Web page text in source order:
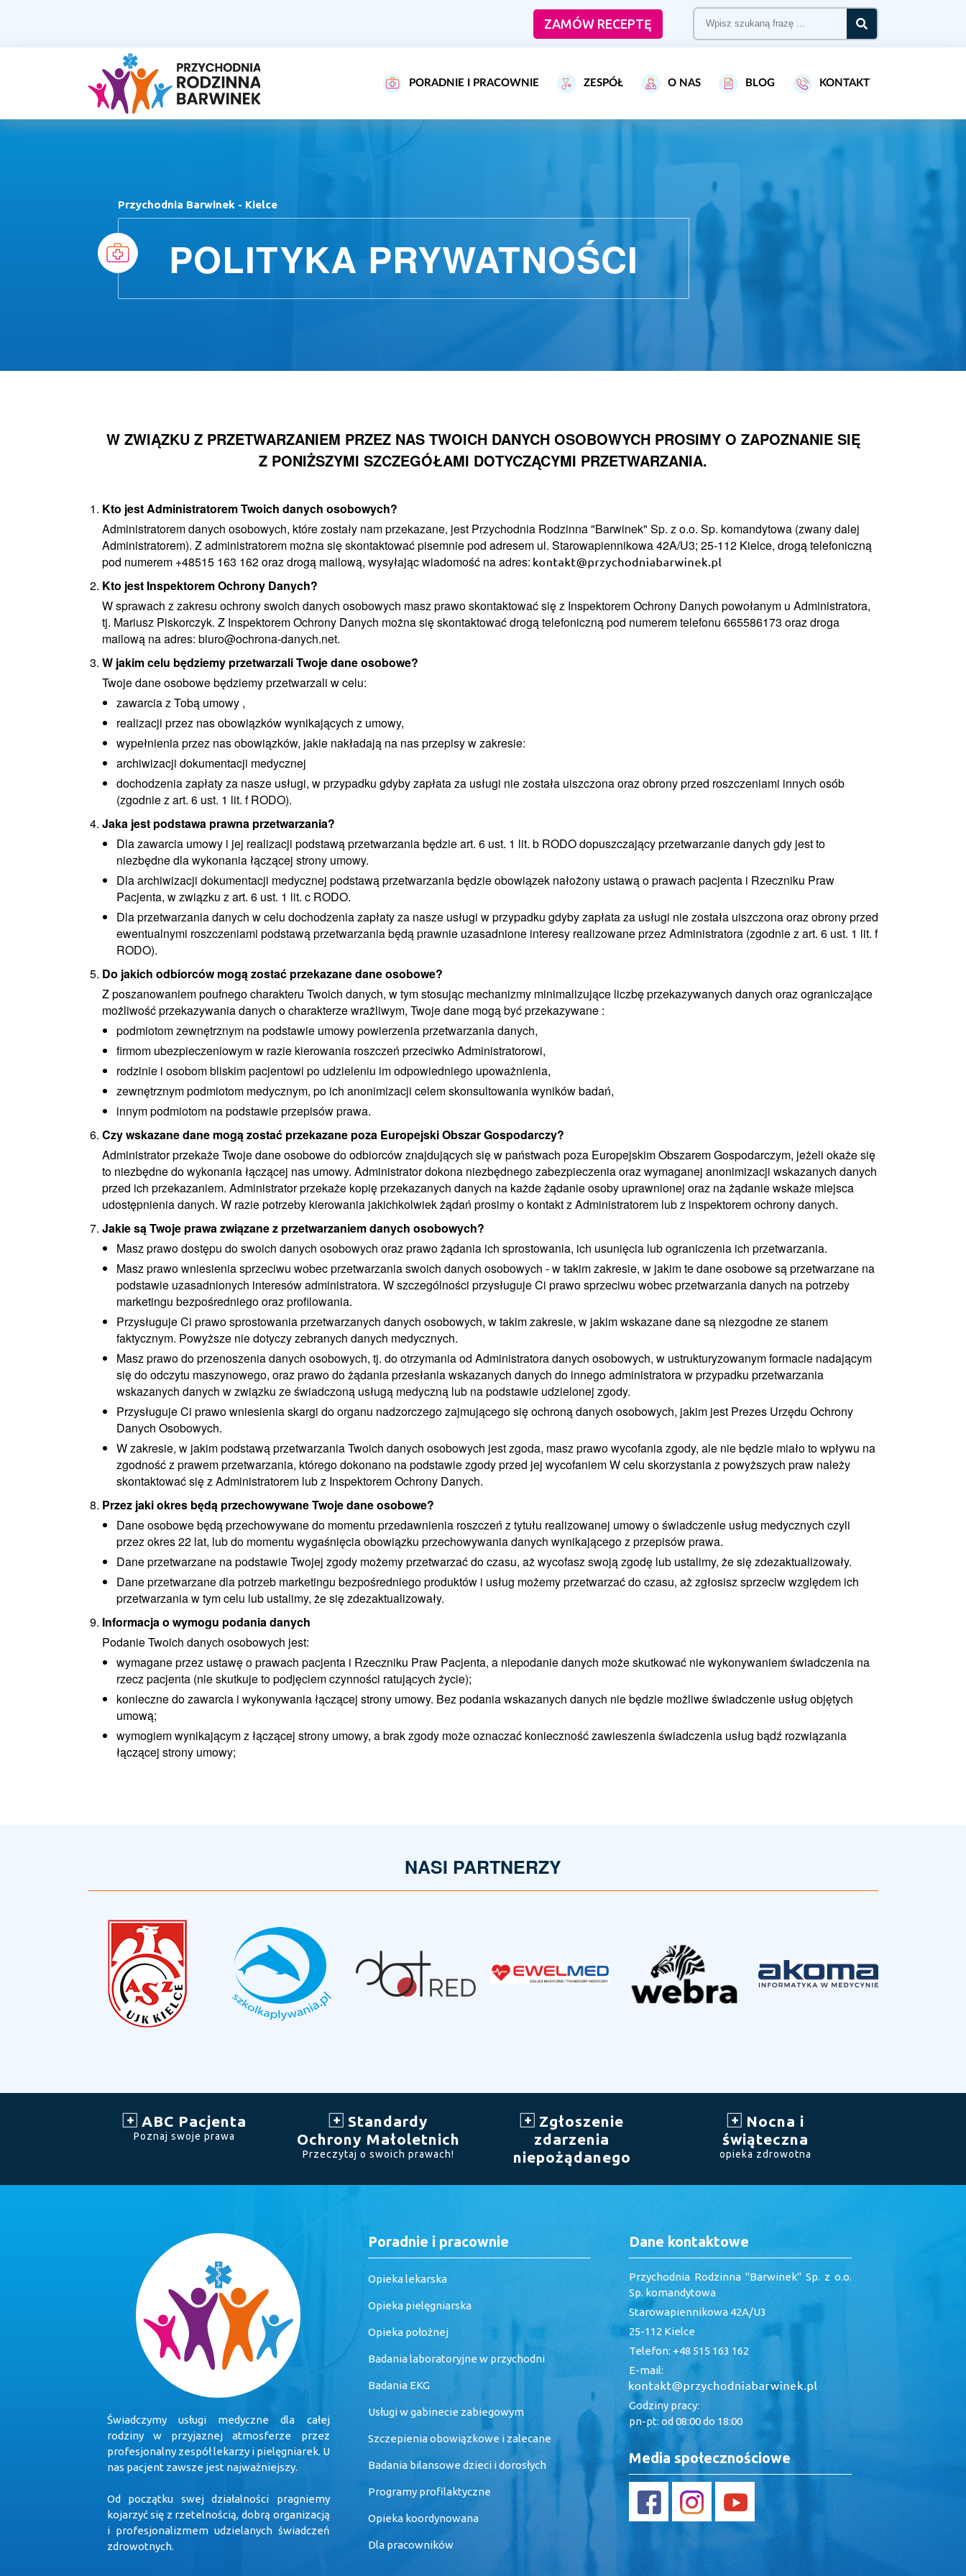
PORADNIE I PRACOWNIE ZESPÓŁ O NAS BLOG KONTAKT
ZAMÓW RECEPTĘ
Przychodnia Barwinek - Kielce
POLITYKA PRYWATNOŚCI
W ZWIĄZKU Z PRZETWARZANIEM PRZEZ NAS TWOICH DANYCH OSOBOWYCH PROSIMY O ZAPOZNANIE SIĘ
Z PONIŻSZYMI SZCZEGÓŁAMI DOTYCZĄCYMI PRZETWARZANIA.
Kto jest Administratorem Twoich danych osobowych?
Administratorem danych osobowych, które zostały nam przekazane, jest Przychodnia Rodzinna "Barwinek" Sp. z o.o. Sp. komandytowa (zwany dalej
Administratorem). Z administratorem można się skontaktować pisemnie pod adresem ul. Starowapiennikowa 42A/U3; 25-112 Kielce, drogą telefoniczną
pod numerem +48515 163 162 oraz drogą mailową, wysyłając wiadomość na adres:
Kto jest Inspektorem Ochrony Danych?
W sprawach z zakresu ochrony swoich danych osobowych masz prawo skontaktować się z Inspektorem Ochrony Danych powołanym u Administratora,
tj. Mariusz Piskorczyk. Z Inspektorem Ochrony Danych można się skontaktować drogą telefoniczną pod numerem telefonu 665586173 oraz droga
mailową na adres: biuro@ochrona-danych.net.
W jakim celu będziemy przetwarzali Twoje dane osobowe?
Twoje dane osobowe będziemy przetwarzali w celu:
zawarcia z Tobą umowy ,
realizacji przez nas obowiązków wynikających z umowy,
wypełnienia przez nas obowiązków, jakie nakładają na nas przepisy w zakresie:
archiwizacji dokumentacji medycznej
dochodzenia zapłaty za nasze usługi, w przypadku gdyby zapłata za usługi nie została uiszczona oraz obrony przed roszczeniami innych osób
(zgodnie z art. 6 ust. 1 lit. f RODO).
Jaka jest podstawa prawna przetwarzania?
Dla zawarcia umowy i jej realizacji podstawą przetwarzania będzie art. 6 ust. 1 lit. b RODO dopuszczający przetwarzanie danych gdy jest to
niezbędne dla wykonania łączącej strony umowy.
Dla archiwizacji dokumentacji medycznej podstawą przetwarzania będzie obowiązek nałożony ustawą o prawach pacjenta i Rzeczniku Praw
Pacjenta, w związku z art. 6 ust. 1 lit. c RODO.
Dla przetwarzania danych w celu dochodzenia zapłaty za nasze usługi w przypadku gdyby zapłata za usługi nie została uiszczona oraz obrony przed
ewentualnymi roszczeniami podstawą przetwarzania będą prawnie uzasadnione interesy realizowane przez Administratora (zgodnie z art. 6 ust. 1 lit. f
RODO).
Do jakich odbiorców mogą zostać przekazane dane osobowe?
Z poszanowaniem poufnego charakteru Twoich danych, w tym stosując mechanizmy minimalizujące liczbę przekazywanych danych oraz ograniczające
możliwość przekazywania danych o charakterze wrażliwym, Twoje dane mogą być przekazywane :
podmiotom zewnętrznym na podstawie umowy powierzenia przetwarzania danych,
firmom ubezpieczeniowym w razie kierowania roszczeń przeciwko Administratorowi,
rodzinie i osobom bliskim pacjentowi po udzieleniu im odpowiedniego upoważnienia,
zewnętrznym podmiotom medycznym, po ich anonimizacji celem skonsultowania wyników badań,
innym podmiotom na podstawie przepisów prawa.
Czy wskazane dane mogą zostać przekazane poza Europejski Obszar Gospodarczy?
Administrator przekaże Twoje dane osobowe do odbiorców znajdujących się w państwach poza Europejskim Obszarem Gospodarczym, jeżeli okaże się
to niezbędne do wykonania łączącej nas umowy. Administrator dokona niezbędnego zabezpieczenia oraz wymaganej anonimizacji wskazanych danych
przed ich przekazaniem. Administrator przekaże kopię przekazanych danych na każde żądanie osoby uprawnionej oraz na żądanie wskaże miejsca
udostępnienia danych. W razie potrzeby kierowania jakichkolwiek żądań prosimy o kontakt z Administratorem lub z inspektorem ochrony danych.
Jakie są Twoje prawa związane z przetwarzaniem danych osobowych?
Masz prawo dostępu do swoich danych osobowych oraz prawo żądania ich sprostowania, ich usunięcia lub ograniczenia ich przetwarzania.
Masz prawo wniesienia sprzeciwu wobec przetwarzania swoich danych osobowych - w takim zakresie, w jakim te dane osobowe są przetwarzane na
podstawie uzasadnionych interesów administratora. W szczególności przysługuje Ci prawo sprzeciwu wobec przetwarzania danych na potrzeby
marketingu bezpośredniego oraz profilowania.
Przysługuje Ci prawo sprostowania przetwarzanych danych osobowych, w takim zakresie, w jakim wskazane dane są niezgodne ze stanem
faktycznym. Powyższe nie dotyczy zebranych danych medycznych.
Masz prawo do przenoszenia danych osobowych, tj. do otrzymania od Administratora danych osobowych, w ustrukturyzowanym formacie nadającym
się do odczytu maszynowego, oraz prawo do żądania przesłania wskazanych danych do innego administratora w przypadku przetwarzania
wskazanych danych w związku ze świadczoną usługą medyczną lub na podstawie udzielonej zgody.
Przysługuje Ci prawo wniesienia skargi do organu nadzorczego zajmującego się ochroną danych osobowych, jakim jest Prezes Urzędu Ochrony
Danych Osobowych.
W zakresie, w jakim podstawą przetwarzania Twoich danych osobowych jest zgoda, masz prawo wycofania zgody, ale nie będzie miało to wpływu na
zgodność z prawem przetwarzania, którego dokonano na podstawie zgody przed jej wycofaniem W celu skorzystania z powyższych praw należy
skontaktować się z Administratorem lub z Inspektorem Ochrony Danych.
Przez jaki okres będą przechowywane Twoje dane osobowe?
Dane osobowe będą przechowywane do momentu przedawnienia roszczeń z tytułu realizowanej umowy o świadczenie usług medycznych czyli
przez okres 22 lat, lub do momentu wygaśnięcia obowiązku przechowywania danych wynikającego z przepisów prawa.
Dane przetwarzane na podstawie Twojej zgody możemy przetwarzać do czasu, aż wycofasz swoją zgodę lub ustalimy, że się zdezaktualizowały.
Dane przetwarzane dla potrzeb marketingu bezpośredniego produktów i usług możemy przetwarzać do czasu, aż zgłosisz sprzeciw względem ich
przetwarzania w tym celu lub ustalimy, że się zdezaktualizowały.
Informacja o wymogu podania danych
Podanie Twoich danych osobowych jest:
wymagane przez ustawę o prawach pacjenta i Rzeczniku Praw Pacjenta, a niepodanie danych może skutkować nie wykonywaniem świadczenia na
rzecz pacjenta (nie skutkuje to podjęciem czynności ratujących życie);
konieczne do zawarcia i wykonywania łączącej strony umowy. Bez podania wskazanych danych nie będzie możliwe świadczenie usług objętych
umową;
wymogiem wynikającym z łączącej strony umowy, a brak zgody może oznaczać konieczność zawieszenia świadczenia usług bądź rozwiązania
łączącej strony umowy;
NASI PARTNERZY
ABC Pacjenta
Poznaj swoje prawa
Standardy
Ochrony Małoletnich
Przeczytaj o swoich prawach!
Zgłoszenie
zdarzenia
niepożądanego
Nocna i
świąteczna
opieka zdrowotna
Świadczymy usługi medyczne dla całej
rodziny w przyjaznej atmosferze przez
profesjonalny zespół lekarzy i pielęgniarek. U
nas pacjent zawsze jest najważniejszy.
Od początku swej działalności pragniemy
kojarzyć się z rzetelnością, dobrą organizacją
i profesjonalizmem udzielanych świadczeń
zdrowotnych.
Poradnie i pracownie
Opieka lekarska
Opieka pielęgniarska
Opieka położnej
Badania laboratoryjne w przychodni
Badania EKG
Usługi w gabinecie zabiegowym
Szczepienia obowiązkowe i zalecane
Badania bilansowe dzieci i dorosłych
Programy profilaktyczne
Opieka koordynowana
Dla pracowników
Dane kontaktowe
Przychodnia Rodzinna "Barwinek" Sp. z o.o.
Sp. komandytowa
Starowapiennikowa 42A/U3
25-112 Kielce
Telefon: +48 515 163 162
E-mail:
Godziny pracy:
pn-pt: od 08:00 do 18:00
Media społecznościowe